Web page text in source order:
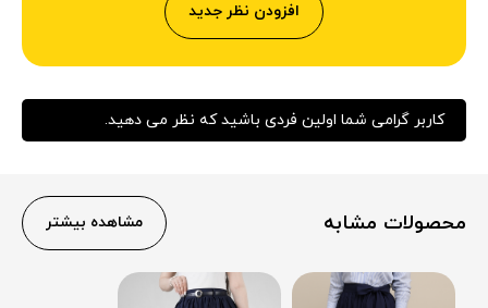
افزودن نظر جدید
کاربر گرامی شما اولین فردی باشید که نظر می دهید.
محصولات مشابه مشاهده بیشتر